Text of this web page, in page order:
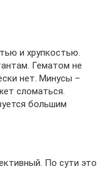
и хрупкостью.
Гематом не
нет. Минусы –
сломаться.
большим
По сути это